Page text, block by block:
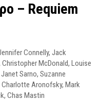
– Requiem
Connelly, Jack
Christopher McDonald, Louise
Janet Sarno, Suzanne
Charlotte Aronofsky, Mark
, Chas Mastin